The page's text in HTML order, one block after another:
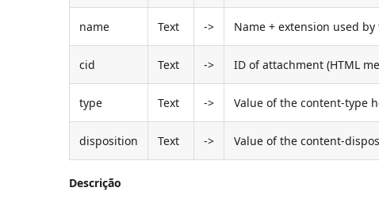
name Text -> Name + extension used
cid Text -> ID of attachment (HTML
type Text -> Value of the content-type
disposition Text -> Value of the content-
Descrição